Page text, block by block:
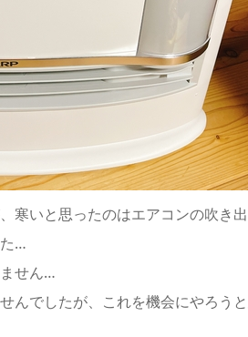
寒いと思ったのはエアコンの吹き
…
せん…
んでしたが、これを機会にやろう